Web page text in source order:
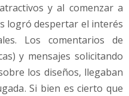
y al comenzar a
logró despertar el interés
Los comentarios de
y mensajes solicitando
los diseños, llegaban
Si bien es cierto que